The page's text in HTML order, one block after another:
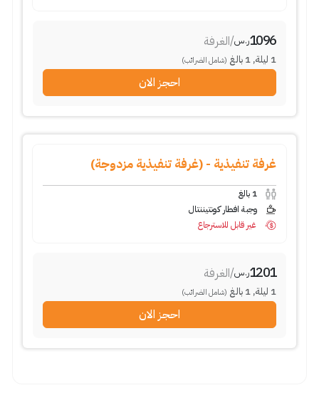
1096ر.س/الغرفة
1 ليلة,
1 بالغ (شامل الضرائب)
احجز الان
غرفة تنفيذية - (غرفة تنفيذية مزدوجة)
1 بالغ
وجبة افطار كونتيننتال
غير قابل للاسترجاع
1201ر.س/الغرفة
1 ليلة,
1 بالغ (شامل الضرائب)
احجز الان